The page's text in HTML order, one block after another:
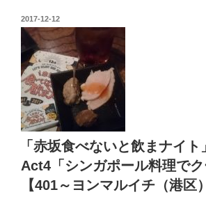
の
べ
な
い
と
飲
ま
ナ
イ
ト」
参
投
稿
2017-12-12
「赤坂食べないと飲まナイト
Act4「シンガポール料理でク
【401～ヨンマルイチ（港区